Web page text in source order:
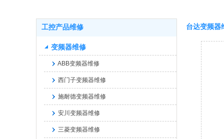
工控产品维修
变频器维修
ABB变频器维修
西门子变频器维修
施耐德变频器维修
安川变频器维修
三菱变频器维修
台达变频器